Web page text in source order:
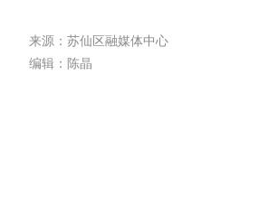
来源：苏仙区融媒体中心
编辑：陈晶